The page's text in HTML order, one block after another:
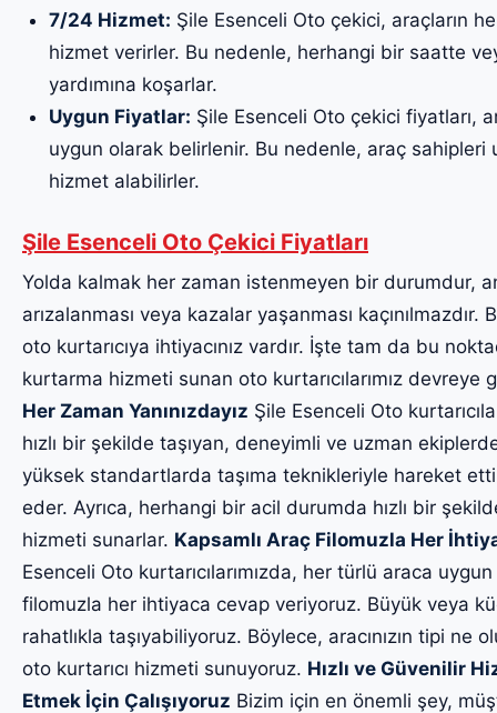
7/24 Hizmet: Şile Esenceli Oto çekici, araçların
hizmet verirler. Bu nedenle, herhangi bir saatte
yardımına koşarlar.
Uygun Fiyatlar: Şile Esenceli Oto çekici fiyatları,
uygun olarak belirlenir. Bu nedenle, araç
hizmet alabilirler.
Şile Esenceli Oto Çekici Fiyatları
Yolda kalmak her zaman istenmeyen bir durumdur,
arızalanması veya kazalar yaşanması
oto kurtarıcıya ihtiyacınız vardır. İşte tam da bu
kurtarma hizmeti sunan oto kurtarıcılarımız devreye
Her Zaman Yanınızdayız Şile Esenceli Oto
hızlı bir şekilde taşıyan, deneyimli ve uzman
yüksek standartlarda taşıma teknikleriyle hareket
eder. Ayrıca, herhangi bir acil durumda hızlı bir
hizmeti sunarlar. Kapsamlı Araç Filomuzla Her
Esenceli Oto kurtarıcılarımızda, her türlü araca
filomuzla her ihtiyaca cevap veriyoruz. Büyük veya
rahatlıkla taşıyabiliyoruz. Böylece, aracınızın tipi ne
oto kurtarıcı hizmeti sunuyoruz. Hızlı ve Güvenilir
Etmek İçin Çalışıyoruz Bizim için en önemli şey,